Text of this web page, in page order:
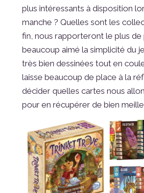
plus intéressants à disposition
manche ? Quelles sont les
fin, nous rapporteront le plus de
beaucoup aimé la simplicité du
très bien dessinées tout en
laisse beaucoup de place à la
décider quelles cartes nous
pour en récupérer de bien